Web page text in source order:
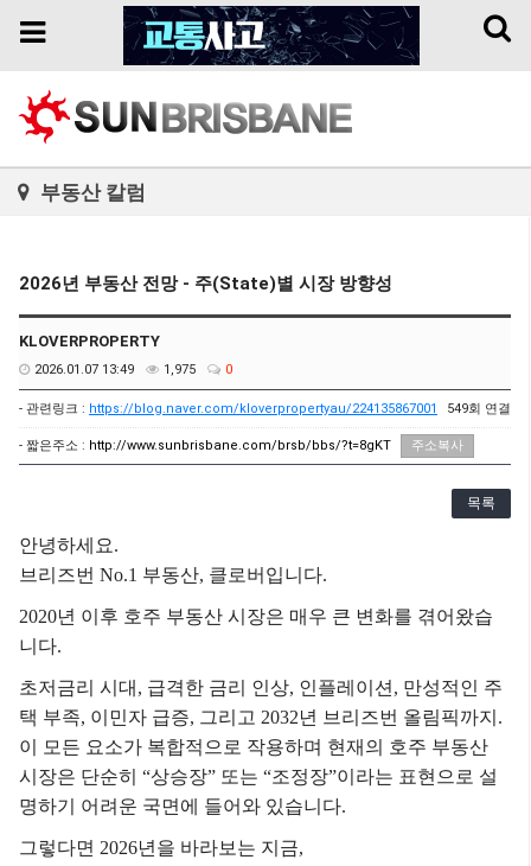
Toggle
Toggle
부동산 칼럼
2026년 부동산 전망 - 주(State)별 시장 방향성
KLOVERPROPERTY
2026.01.07 13:49 1,975 0
- 관련링크 : https://blog.naver.com/kloverpropertyau/224135867001 549회 연결
- 짧은주소 : http://www.sunbrisbane.com/brsb/bbs/?t=8gKT 주소복사
목록
안녕하세요.
브리즈번 No.1 부동산, 클로버입니다.
2020년 이후 호주 부동산 시장은 매우 큰 변화를 겪어왔습
니다.
초저금리 시대, 급격한 금리 인상, 인플레이션, 만성적인 주
택 부족, 이민자 급증, 그리고 2032년 브리즈번 올림픽까지.
이 모든 요소가 복합적으로 작용하며 현재의 호주 부동산
시장은 단순히 “상승장” 또는 “조정장”이라는 표현으로 설
명하기 어려운 국면에 들어와 있습니다.
그렇다면 2026년을 바라보는 지금,